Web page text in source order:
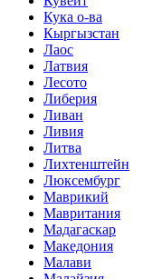
Кука о-ва
Кыргызстан
Лаос
Латвия
Лесото
Либерия
Ливан
Ливия
Литва
Лихтенштейн
Люксембург
Маврикий
Мавритания
Мадагаскар
Македония
Малави